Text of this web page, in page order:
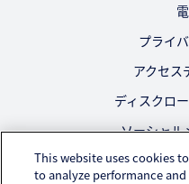
プライ
アクセス
ディスクロ
ソーシャル
ご利
This website uses cookies
to analyze performance